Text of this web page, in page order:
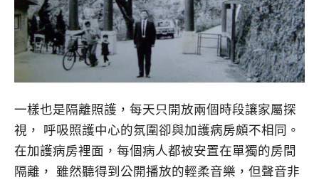
一樣也是隔離照護，每天只開放兩個時段讓家屬探
視， 呼吸照護中心的氛圍卻與加護病房頗不相同。
在加護病房裡面，每個病人都被安置在單獨的房間
隔離， 雖然聽得到公開播放的輕柔音樂，但聲音非